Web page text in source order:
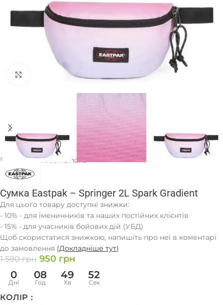
Клацніть, щоб збільшити
Головна/Сумки/ На пояс
Сумка Eastpak – Springer 2L Spark Gradient
Для цього товару доступні знижки:
- 10% - для іменинників та наших постійних клієнтів
- 15% - для учасників бойових дій (УБД)
Щоб скористатися знижкою, напишіть про неї в коментарі
до замовлення (Докладніше тут)
1 590грн 950 грн
0
Дні
08
Год
49
Хв
52
Сек
КОЛІР